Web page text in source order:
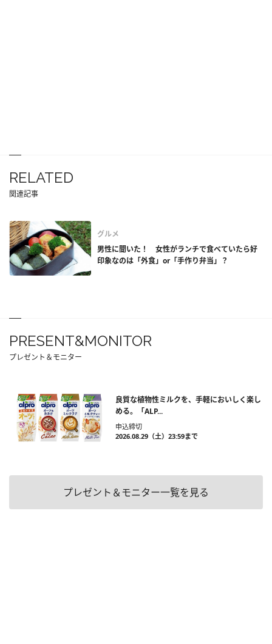
RELATED
関連記事
グルメ
男性に聞いた！ 女性がランチで食べていたら好
印象なのは「外食」or「手作り弁当」？
PRESENT&MONITOR
プレゼント＆モニター
良質な植物性ミルクを、手軽においしく楽し
める。「ALP...
申込締切
2026.08.29（土）23:59まで
プレゼント＆モニター一覧を見る